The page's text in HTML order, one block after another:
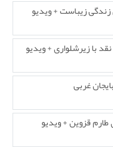
زیباست + ویدیو
با زیرشلواری + ویدیو
غربی
طارم قزوین + ویدیو